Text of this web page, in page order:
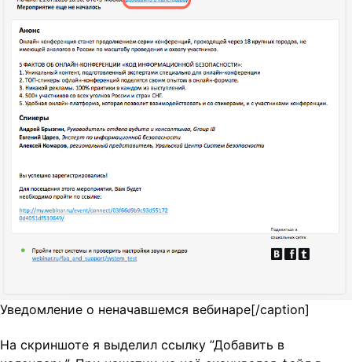
Уведомление о неначавшемся вебинаре[/caption]
На скриншоте я выделил ссылку ”Добавить в